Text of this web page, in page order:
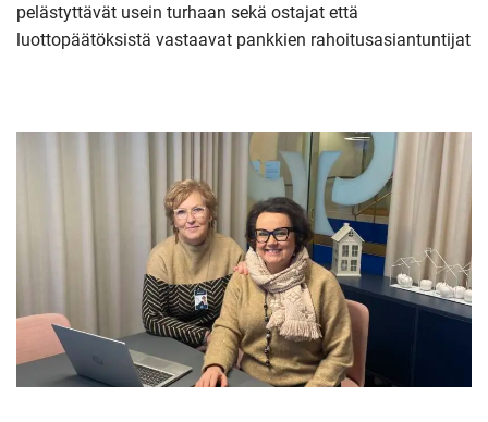
pelästyttävät usein turhaan sekä ostajat että
luottopäätöksistä vastaavat pankkien rahoitusasiantuntijat